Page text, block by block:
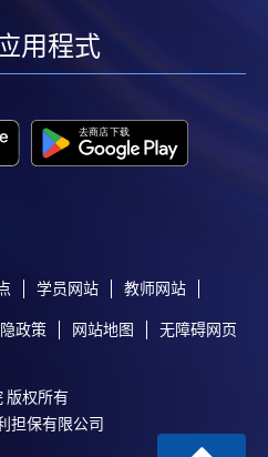
linkedin
用程式
学员网站 教师网站
政策 网站地图 无障碍网页
版权所有
担保有限公司